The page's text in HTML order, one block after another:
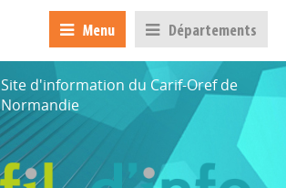
Menu Départements
Site d'information du Carif-Oref de
Normandie